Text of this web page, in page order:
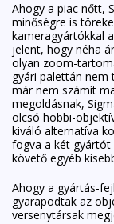
Ahogy a piac nőtt,
minőségre is
kameragyártókkal
jelent, hogy néha
olyan zoom-
gyári palettán nem
már nem számít
megoldásnak,
olcsó hobbi-
kiváló alternatíva
fogva a két
követő egyéb
Ahogy a gyártás-
gyarapodtak az
versenytársak